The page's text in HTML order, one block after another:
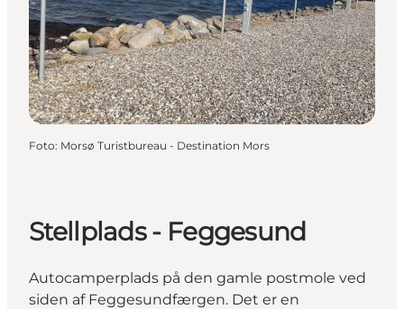
Foto: Morsø Turistbureau - Destination Mors
Stellplads - Feggesund
Autocamperplads på den gamle postmole ved
siden af Feggesundfærgen. Det er en